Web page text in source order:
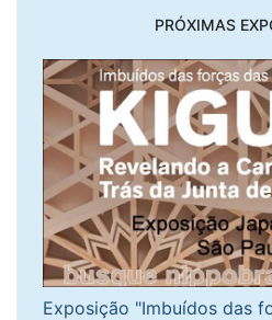
PRÓXIMAS
Exposição "Imbuídos das